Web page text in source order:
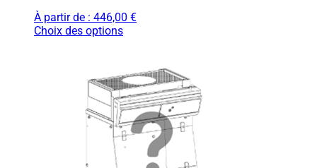
À partir de : 446,00 €
Choix des options